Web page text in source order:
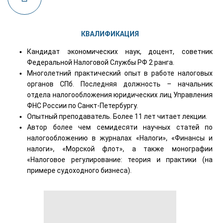
КВАЛИФИКАЦИЯ
Кандидат экономических наук, доцент, советник
Федеральной Налоговой Службы РФ 2 ранга.
Многолетний практический опыт в работе налоговых
органов СПб. Последняя должность – начальник
отдела налогообложения юридических лиц Управления
ФНС России по Санкт-Петербургу.
Опытный преподаватель. Более 11 лет читает лекции.
Автор более чем семидесяти научных статей по
налогообложению в журналах «Налоги», «Финансы и
налоги», «Морской флот», а также монографии
«Налоговое регулирование: теория и практики (на
примере судоходного бизнеса).